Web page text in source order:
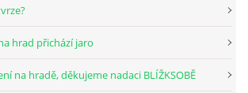
hrad přichází jaro
na hradě, děkujeme nadaci BLÍŽKSOBĚ